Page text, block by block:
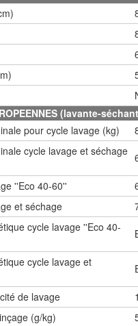
(lavante-
pour cycle lavage (kg)
cycle lavage et séchage
''Eco 40-60''
et séchage
cycle lavage ''Eco 40-
cycle lavage et
de lavage
(g/kg)